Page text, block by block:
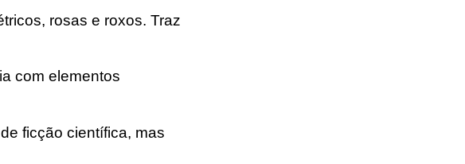
rosas e roxos. Traz
com elementos
ficção científica, mas